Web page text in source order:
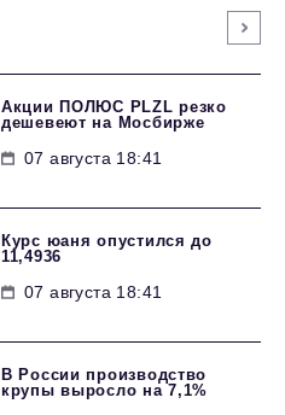
Акции ПОЛЮС PLZL резко
дешевеют на Мосбирже
07 августа 18:41
Курс юаня опустился до
11,4936
07 августа 18:41
В России производство
крупы выросло на 7,1%